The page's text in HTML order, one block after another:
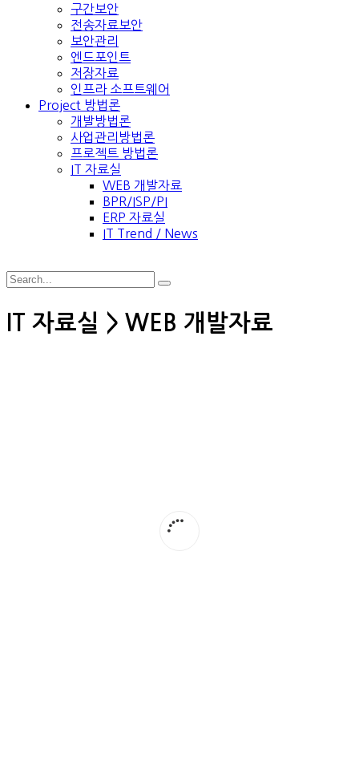
구간보안
전송자료보안
보안관리
엔드포인트
저장자료
인프라 소프트웨어
Project 방법론
개발방법론
사업관리방법론
프로젝트 방법론
IT 자료실
WEB 개발자료
BPR/ISP/PI
ERP 자료실
IT Trend / News
IT 자료실 > WEB 개발자료